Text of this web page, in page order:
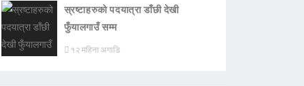
स्रष्टाहरुको पदयात्रा डाँछी देखी
फुँयालगाउँ सम्म
१२ महिना अगाडि